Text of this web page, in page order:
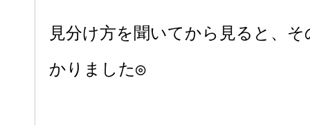
見分け方を聞いてから見ると、
かりました◎